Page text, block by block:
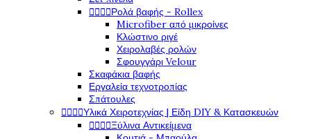
Ρολά βαφής - Rollex
Microfiber από μικροίνες
Κλώστινο ριγέ
Χειρολαβές ρολών
Σφουγγάρι Velour
Σκαφάκια βαφής
Εργαλεία τεχνοτροπίας
Σπάτουλες
Υλικά Χειροτεχνίας | Είδη DIY & Κατασκευών
Ξύλινα Αντικείμενα